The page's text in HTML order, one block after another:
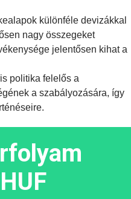
különféle devizákkal
nagy összegeket
jelentősen kihat a
politika felelős a
a szabályozására, így